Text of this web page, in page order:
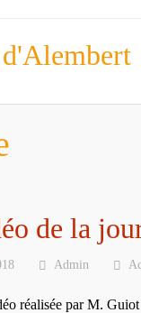
de la
Admin
réalisée par M.